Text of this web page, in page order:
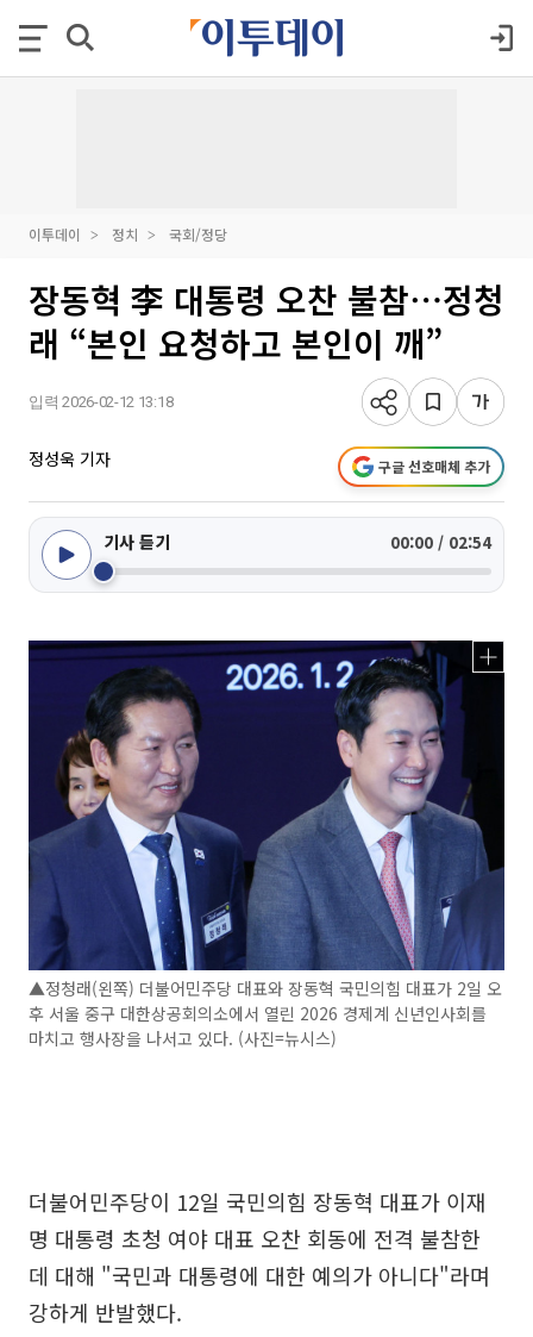
이투데이 정치 국회/정당
장동혁 李 대통령 오찬 불참⋯정청
래 “본인 요청하고 본인이 깨”
입력 2026-02-12 13:18
정성욱 기자 구글 선호매체 추가
기사 듣기 00:00 / 02:54
▲정청래(왼쪽) 더불어민주당 대표와 장동혁 국민의힘 대표가 2일 오
후 서울 중구 대한상공회의소에서 열린 2026 경제계 신년인사회를
마치고 행사장을 나서고 있다. (사진=뉴시스)
더불어민주당이 12일 국민의힘 장동혁 대표가 이재
명 대통령 초청 여야 대표 오찬 회동에 전격 불참한
데 대해 "국민과 대통령에 대한 예의가 아니다"라며
강하게 반발했다.